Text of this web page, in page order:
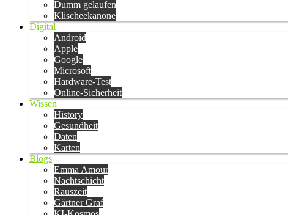
Dumm gelaufen
Klischeekanone
Digital
Android
Apple
Google
Microsoft
Hardware-Test
Online-Sicherheit
Wissen
History
Gesundheit
Daten
Karten
Blogs
Emma Amour
Nachtschicht
Rauszeit
Gärtner Graf